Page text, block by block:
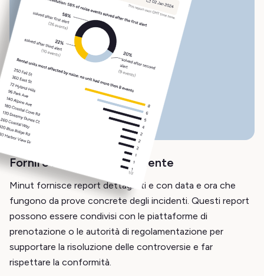
Fornire la prova dell'incidente
Minut fornisce report dettagliati e con data e ora che
fungono da prove concrete degli incidenti. Questi report
possono essere condivisi con le piattaforme di
prenotazione o le autorità di regolamentazione per
supportare la risoluzione delle controversie e far
rispettare la conformità.